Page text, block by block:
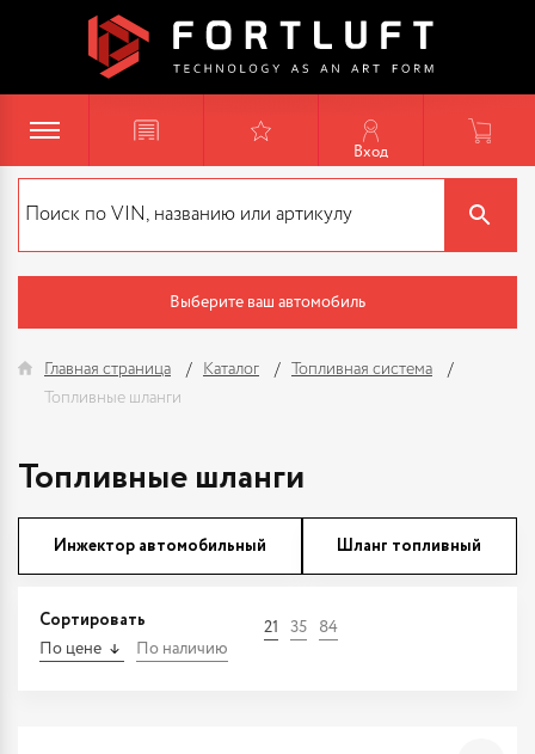
Вход
Выберите ваш автомобиль
Главная страница Каталог
Топливная система
Топливные шланги
Топливные шланги
Инжектор автомобильный Шланг топливный
Сортировать
По цене По наличию
21 35 84